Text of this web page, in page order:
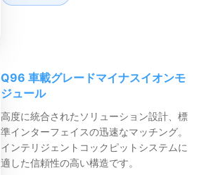
Q96 車載グレードマイナスイオンモ
ジュール
高度に統合されたソリューション設計、標
準インターフェイスの迅速なマッチング。
インテリジェントコックピットシステムに
適した信頼性の高い構造です。